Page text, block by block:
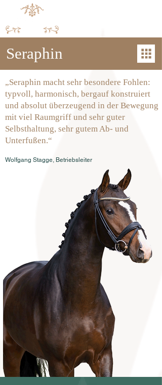
Seraphin
„Seraphin macht sehr besondere Fohlen:
typvoll, harmonisch, bergauf konstruiert
und absolut überzeugend in der Bewegung
mit viel Raumgriff und sehr guter
Selbsthaltung, sehr gutem Ab- und
Unterfußen.“
Wolfgang Stagge, Betriebsleiter